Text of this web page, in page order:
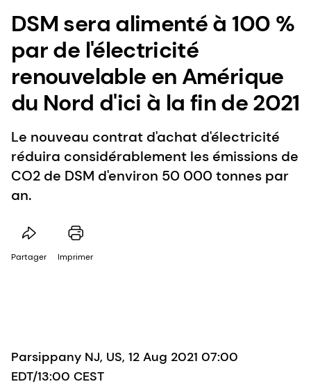
DSM sera alimenté à 100 %
par de l'électricité
renouvelable en Amérique
du Nord d'ici à la fin de 2021
Le nouveau contrat d'achat d'électricité
réduira considérablement les émissions de
CO2 de DSM d'environ 50 000 tonnes par
an.
Partager Imprimer
Parsippany NJ, US, 12 Aug 2021 07:00
EDT/13:00 CEST